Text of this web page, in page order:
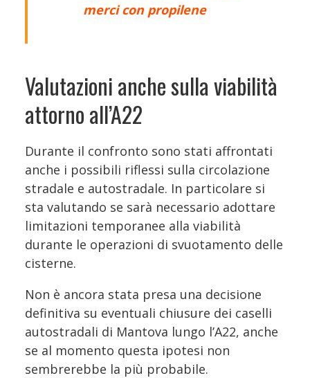
merci con propilene
Valutazioni anche sulla viabilità
attorno all’A22
Durante il confronto sono stati affrontati
anche i possibili riflessi sulla circolazione
stradale e autostradale. In particolare si
sta valutando se sarà necessario adottare
limitazioni temporanee alla viabilità
durante le operazioni di svuotamento delle
cisterne.
Non è ancora stata presa una decisione
definitiva su eventuali chiusure dei caselli
autostradali di Mantova lungo l’A22, anche
se al momento questa ipotesi non
sembrerebbe la più probabile.